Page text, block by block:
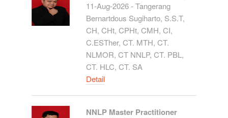
11-Aug-2026 - Tangerang
Bernartdous Sugiharto, S.S.T,
CH, CHt, CPHt, CMH, CI,
C.ESTher, CT. MTH, CT.
NLMOR, CT NNLP, CT. PBL,
CT. HLC, CT. SA
Detail
NNLP Master Practitioner